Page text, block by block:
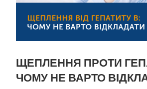
ЩЕПЛЕННЯ ПРОТИ
ЧОМУ НЕ ВАРТО